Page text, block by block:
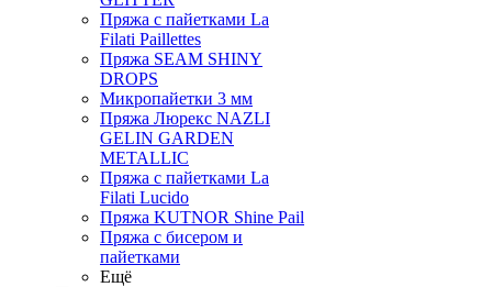
Пряжа с пайетками La
Filati Paillettes
Пряжа SEAM SHINY
DROPS
Микропайетки 3 мм
Пряжа Люрекс NAZLI
GELIN GARDEN
METALLIC
Пряжа с пайетками La
Filati Lucido
Пряжа KUTNOR Shine Pail
Пряжа с бисером и
пайетками
Ещё